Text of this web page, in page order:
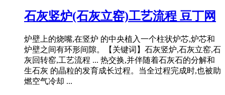
石灰竖炉(石灰立窑)工艺流程 豆丁网
炉壁上的烧嘴,在竖炉 的中央植入一个柱状炉芯,炉芯和
炉壁之间有环形间隙。【关键词】石灰竖炉,石灰立窑,石
灰回转窑,工艺流程 ... 热交换,并伴随着石灰石的分解和
生石灰 的晶粒的发育成长过程。当全过程完成时,也被助
燃空气冷却 ...